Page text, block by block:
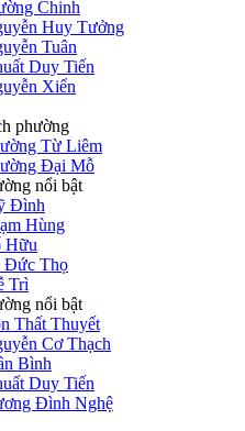
Chinh
Huy Tưởng
Tuân
Duy Tiến
Xiển
phường
Từ Liêm
Đại Mỗ
nổi bật
Đình
Hùng
Hữu
Đức Thọ
Trì
nổi bật
Thất Thuyết
Cơ Thạch
Bình
Duy Tiến
Đình Nghệ